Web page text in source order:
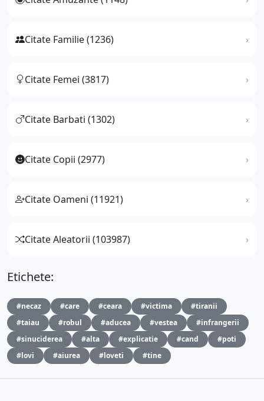
Citate Familie (1236)
Citate Femei (3817)
Citate Barbati (1302)
Citate Copii (2977)
Citate Oameni (11921)
Citate Aleatorii (103987)
Etichete:
#necaz #care #ceara #victima
#tiranii
#taiau
#robul #aducea #vestea
#infrangerii
#sinuciderea
#alta #explicatie #cand
#poti
#lovi
#aiurea #loveti #tine